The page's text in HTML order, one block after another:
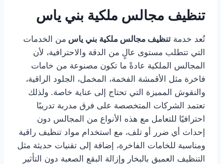
تنظيف مجالس ملكية بني ياس
تُعد خدمة تنظيف مجالس ملكية بني ياس من الخدمات
التي تتطلب مستوى عالٍ من الدقة والاحترافية، لأن
المجالس الملكية عادةً ما تكون مصنوعة من خامات
فاخرة مثل الأقمشة الفخمة، المخمل، الجلود الراقية،
والنقوش المميزة التي تحتاج إلى عناية خاصة. ولذلك
تعتمد الشركات المتخصصة على فرق مدربة تدريبًا
احترافيًا للتعامل مع هذه الأنواع من المجالس دون
إحداث أي ضرر أو تلف، مع استخدام مواد تنظيف راقية
ومناسبة للخامات الفاخرة، إضافة إلى تقنيات حديثة مثل
التنظيف العميق بالبخار وإزالة البقع الصعبة دون التأثير